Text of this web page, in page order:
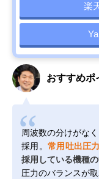
楽
おすすめポ
周波数の分けがな
採用。 常用吐出圧
採用している機種
圧力のバランスが